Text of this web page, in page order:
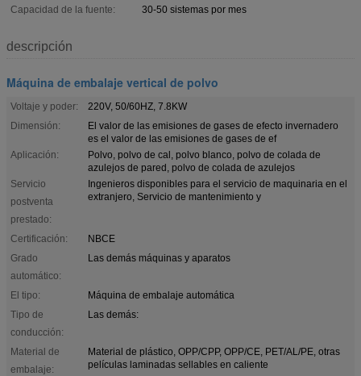
Capacidad de la fuente:
30-50 sistemas por mes
descripción
Máquina de embalaje vertical de polvo
Voltaje y poder:
220V, 50/60HZ, 7.8KW
Dimensión:
El valor de las emisiones de gases de efecto invernadero
es el valor de las emisiones de gases de ef
Aplicación:
Polvo, polvo de cal, polvo blanco, polvo de colada de
azulejos de pared, polvo de colada de azulejos
Servicio
postventa
prestado:
Ingenieros disponibles para el servicio de maquinaria en el
extranjero, Servicio de mantenimiento y
Certificación:
NBCE
Grado
automático:
Las demás máquinas y aparatos
El tipo:
Máquina de embalaje automática
Tipo de
conducción:
Las demás:
Material de
embalaje:
Material de plástico, OPP/CPP, OPP/CE, PET/AL/PE, otras
películas laminadas sellables en caliente